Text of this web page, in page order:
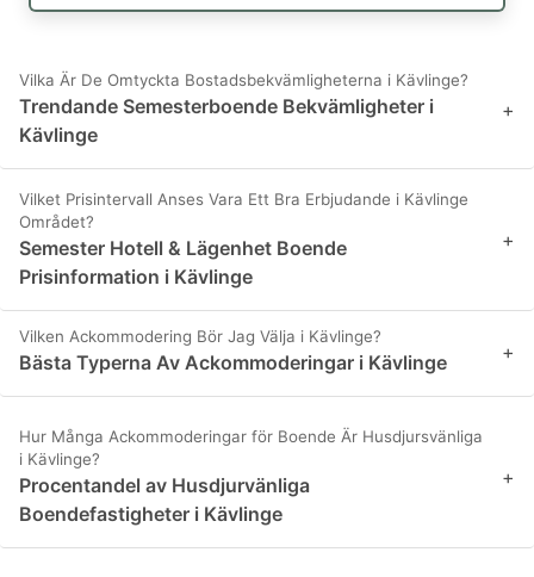
Vilka Är De Omtyckta Bostadsbekvämligheterna i Kävlinge?
Trendande Semesterboende Bekvämligheter i
Kävlinge
+
Vilket Prisintervall Anses Vara Ett Bra Erbjudande i Kävlinge
Området?
Semester Hotell & Lägenhet Boende
Prisinformation i Kävlinge
+
Vilken Ackommodering Bör Jag Välja i Kävlinge?
Bästa Typerna Av Ackommoderingar i Kävlinge +
Hur Många Ackommoderingar för Boende Är Husdjursvänliga
i Kävlinge?
Procentandel av Husdjurvänliga
Boendefastigheter i Kävlinge
+